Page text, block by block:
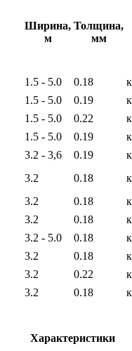
Ширина,
м
Толщина,
мм
1.5 - 5.0 0.18
1.5 - 5.0 0.19
1.5 - 5.0 0.22
1.5 - 5.0 0.19
3.2 - 3,6 0.19
3.2 0.18
3.2 0.18
3.2 0.18
3.2 - 5.0 0.18
3.2 0.18
3.2 0.22
3.2 0.18
Характеристики